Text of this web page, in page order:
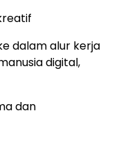
dalam alur kerja
digital,
dan